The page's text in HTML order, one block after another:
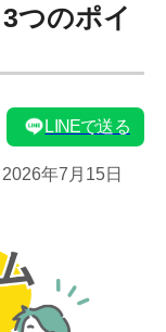
つのポイ
LINEで送る
2026年7月15日